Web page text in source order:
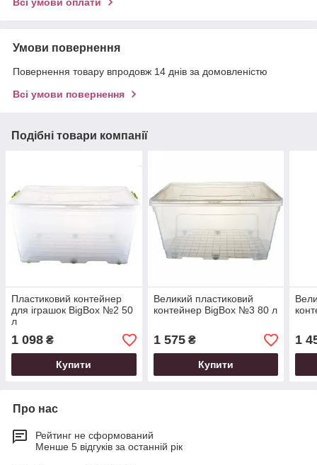
Умови повернення
Повернення товару впродовж 14 днів за домовленістю
Всі умови повернення
Подібні товари компанії
Пластиковий контейнер
для іграшок BigBox №2 50
л
1 098 ₴
Купити
Великий пластиковий
контейнер BigBox №3 80 л
1 575₴
Купити
1
Про нас
Рейтинг не сформований
Менше 5 відгуків за останній рік